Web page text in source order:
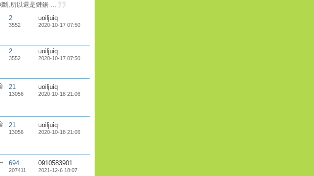
,所以還是鏈鋸 ...
2
3552
uoiljuiq
2020-10-17 07:50
2
3552
uoiljuiq
2020-10-17 07:50
21
13056
uoiljuiq
2020-10-18 21:06
21
13056
uoiljuiq
2020-10-18 21:06
694
207411
0910583901
2021-12-6 18:07